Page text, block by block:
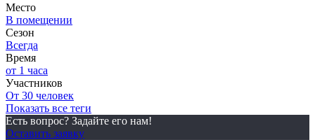
Место
В помещении
Сезон
Всегда
Время
от 1 часа
Участников
От 30 человек
Показать все теги
Есть вопрос? Задайте его нам!
Оставить заявку